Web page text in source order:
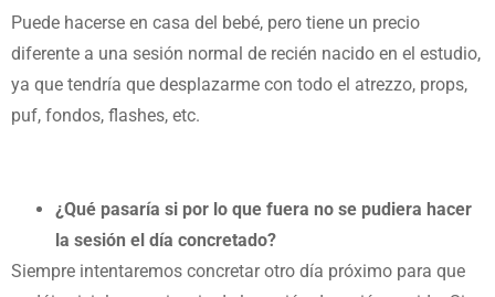
Puede hacerse en casa del bebé, pero tiene un precio
diferente a una sesión normal de recién nacido en el estudio,
ya que tendría que desplazarme con todo el atrezzo, props,
puf, fondos, flashes, etc.
¿Qué pasaría si por lo que fuera no se pudiera hacer
la sesión el día concretado?
Siempre intentaremos concretar otro día próximo para que